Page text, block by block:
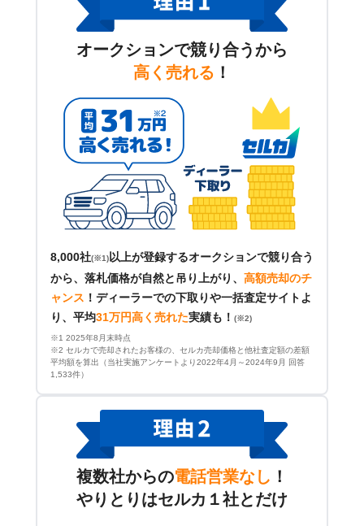
オークションで競り合うから
高く売れる ！
8,000社(※1) 以上が登録するオークションで競り合う
から、落札価格が自然と吊り上がり、 高額売却のチ
ャンス ！ ディーラーでの下取りや一括査定サイトよ
り、平均31万円高く売れた実績も！ (※2)
※1 2025年8月末時点
※2 セルカで売却されたお客様の、セルカ売却価格と他社査定額の差額
平均額を算出（当社実施アンケートより2022年4月～2024年9月 回答
1,533件）
複数社からの電話営業なし ！
やりとりはセルカ１社とだけ